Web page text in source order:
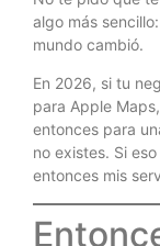
algo más
mundo cambió.
En 2026, si tu
para Apple
entonces para
no existes. Si
entonces mis